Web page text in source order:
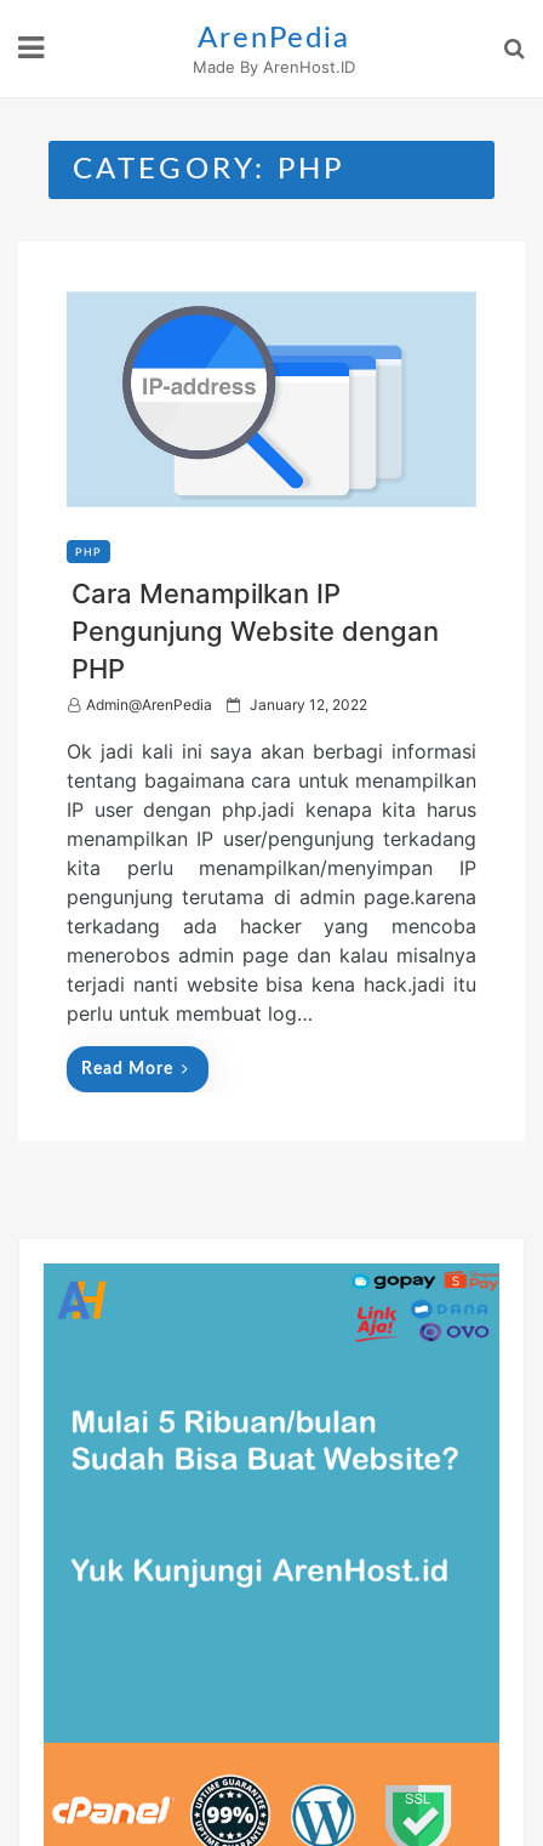
ArenPedia
Made By ArenHost.ID
CATEGORY: PHP
PHP
Cara Menampilkan IP
Pengunjung Website dengan
PHP
Admin@ArenPedia
P
s
t
e
d
o
n
January 12, 2022
Ok jadi kali ini saya akan berbagi informasi
tentang bagaimana cara untuk menampilkan
IP user dengan php.jadi kenapa kita harus
menampilkan IP user/pengunjung terkadang
kita perlu menampilkan/menyimpan IP
pengunjung terutama di admin page.karena
terkadang ada hacker yang mencoba
menerobos admin page dan kalau misalnya
terjadi nanti website bisa kena hack.jadi itu
perlu untuk membuat log…
Read More